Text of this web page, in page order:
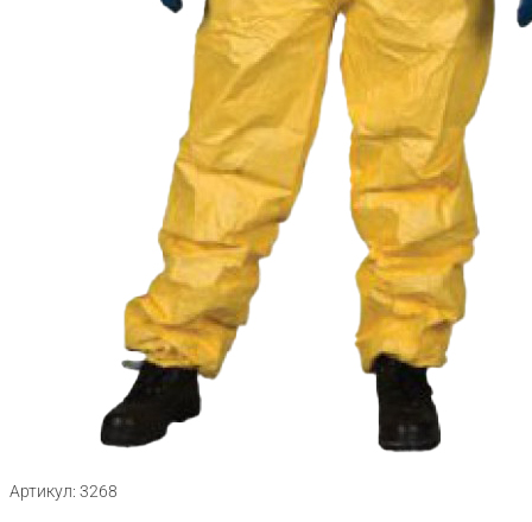
Артикул: 3268